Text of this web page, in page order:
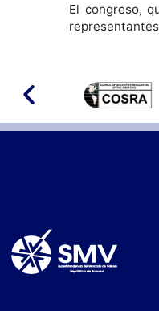
El congreso,